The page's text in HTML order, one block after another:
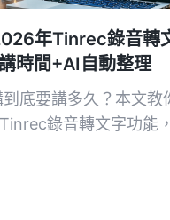
年Tinrec錄音轉
時間+AI自動整理
底要講多久？本文教
錄音轉文字功能